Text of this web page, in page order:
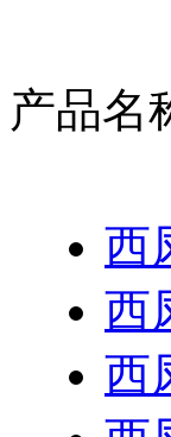
产品名
西
西
西